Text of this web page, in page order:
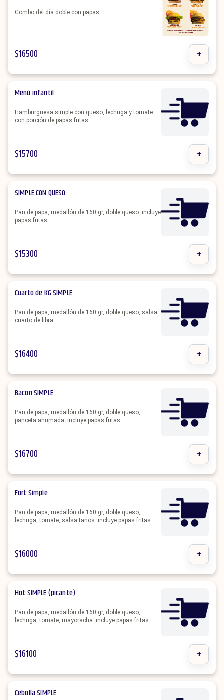
Combo del día doble con papas.
$16500 +
Menú infantil
Hamburguesa simple con queso, lechuga y tomate
con porción de papas fritas.
$15700 +
SIMPLE CON QUESO
Pan de papa, medallón de 160 gr, doble queso. incluye
papas fritas.
$15300 +
Cuarto de KG SIMPLE
Pan de papa, medallón de 160 gr, doble queso, salsa
cuarto de libra.
$16400 +
Bacon SIMPLE
Pan de papa, medallón de 160 gr, doble queso,
panceta ahumada. incluye papas fritas.
$16700 +
Fort Simple
Pan de papa, medallón de 160 gr, doble queso,
lechuga, tomate, salsa tanos. incluye papas fritas.
$16000 +
Hot SIMPLE (picante)
Pan de papa, medallón de 160 gr, doble queso,
lechuga, tomate, mayoracha. incluye papas fritas.
$16100 +
Cebolla SIMPLE